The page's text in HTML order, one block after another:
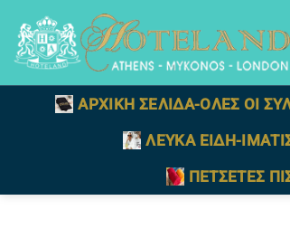
στο
περιεχόμενο
ΑΡΧΙΚΗ ΣΕΛΙΔΑ-ΟΛΕΣ ΟΙ
ΛΕΥΚΑ ΕΙΔΗ-
ΠΕΤΣΕΤΕΣ